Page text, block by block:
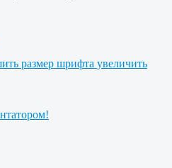
размер шрифта увеличить